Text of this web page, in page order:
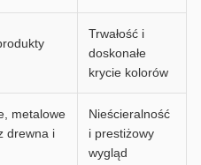
Trwałość i
doskonałe
krycie kolorów
metalowe
drewna i
Nieścieralność
i prestiżowy
wygląd